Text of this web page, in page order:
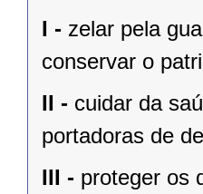
I - zelar pela
conservar o
II - cuidar da
portadoras de
III - proteger os